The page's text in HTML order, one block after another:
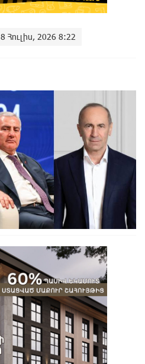
8 Հուլիս, 2026 8:22